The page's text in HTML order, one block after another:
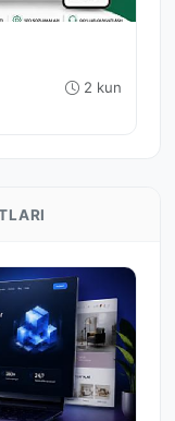
2 kun